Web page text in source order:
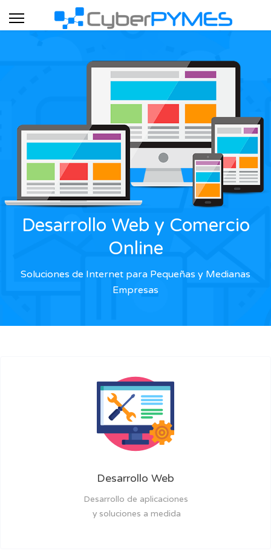
Desarrollo Web y Comercio
Online
Soluciones de Internet para Pequeñas y Medianas
Empresas
Desarrollo Web
Desarrollo de aplicaciones
y soluciones a medida